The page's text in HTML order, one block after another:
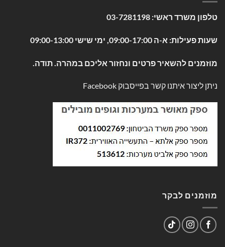
טלפון משרד ראשי: 03-7281198
שעות פעילות: א-ה 09:00-17:00, ימי שישי 09:00-13:00
מוזמנים להשאיר פרטים ונחזור אליכם במהרה. תודה.
ניתן ליצור איתנו קשר בפייסבוק Facebook
מוזמנים לבקר